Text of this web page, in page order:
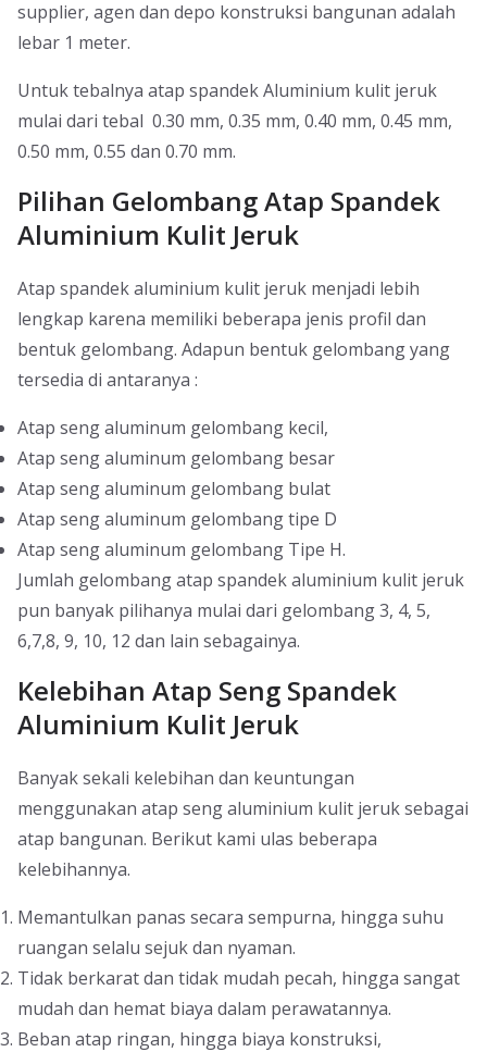
supplier, agen dan depo konstruksi bangunan adalah
lebar 1 meter.
Untuk tebalnya atap spandek Aluminium kulit jeruk
mulai dari tebal 0.30 mm, 0.35 mm, 0.40 mm, 0.45 mm,
0.50 mm, 0.55 dan 0.70 mm.
Pilihan Gelombang Atap Spandek
Aluminium Kulit Jeruk
Atap spandek aluminium kulit jeruk menjadi lebih
lengkap karena memiliki beberapa jenis profil dan
bentuk gelombang. Adapun bentuk gelombang yang
tersedia di antaranya :
Atap seng aluminum gelombang kecil,
Atap seng aluminum gelombang besar
Atap seng aluminum gelombang bulat
Atap seng aluminum gelombang tipe D
Atap seng aluminum gelombang Tipe H.
Jumlah gelombang atap spandek aluminium kulit jeruk
pun banyak pilihanya mulai dari gelombang 3, 4, 5,
6,7,8, 9, 10, 12 dan lain sebagainya.
Kelebihan Atap Seng Spandek
Aluminium Kulit Jeruk
Banyak sekali kelebihan dan keuntungan
menggunakan atap seng aluminium kulit jeruk sebagai
atap bangunan. Berikut kami ulas beberapa
kelebihannya.
Memantulkan panas secara sempurna, hingga suhu
ruangan selalu sejuk dan nyaman.
Tidak berkarat dan tidak mudah pecah, hingga sangat
mudah dan hemat biaya dalam perawatannya.
Beban atap ringan, hingga biaya konstruksi,